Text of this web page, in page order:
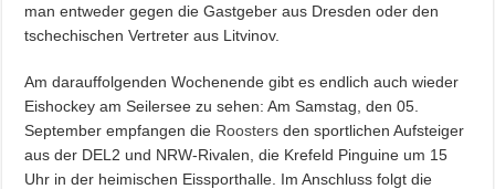
man entweder gegen die Gastgeber aus Dresden oder den
tschechischen Vertreter aus Litvinov.
Am darauffolgenden Wochenende gibt es endlich auch wieder
Eishockey am Seilersee zu sehen: Am Samstag, den 05.
September empfangen die Roosters den sportlichen Aufsteiger
aus der DEL2 und NRW-Rivalen, die Krefeld Pinguine um 15
Uhr in der heimischen Eissporthalle. Im Anschluss folgt die